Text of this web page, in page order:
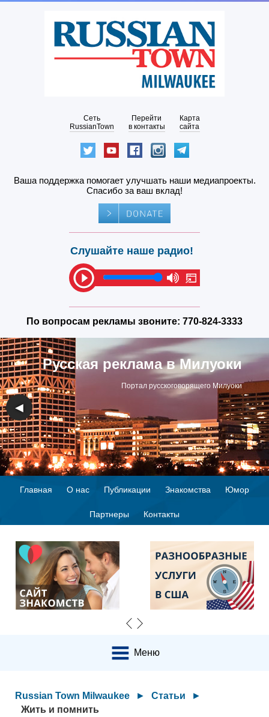
Сеть
RussianTown
Перейти
в контакты
Карта
сайта
Ваша поддержка помогает улучшать наши медиапроекты.
Спасибо за ваш вклад!
Слушайте наше радио!
По вопросам рекламы звоните: 770-824-3333
Русская реклама в Милуоки
Портал русскоговорящего Милуоки
◀ ▶
Главная О нас Публикации Знакомства Юмор
Партнеры Контакты
Меню
Russian Town Milwaukee ► Статьи
►
Жить и помнить